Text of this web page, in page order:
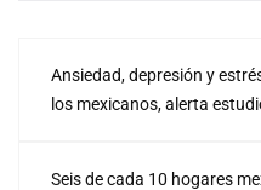
Ansiedad, depresión y
los mexicanos, alerta
Seis de cada 10 hogares